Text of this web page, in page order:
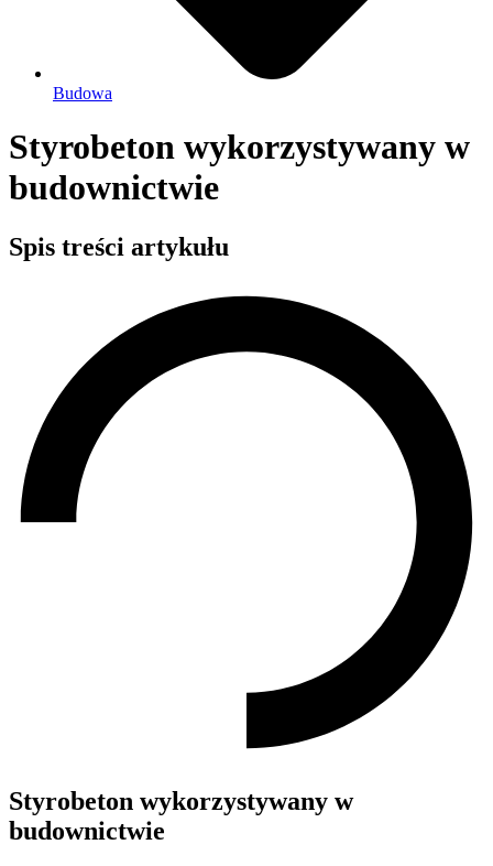
Budowa
Styrobeton wykorzystywany w
budownictwie
Spis treści artykułu
Styrobeton wykorzystywany w
budownictwie